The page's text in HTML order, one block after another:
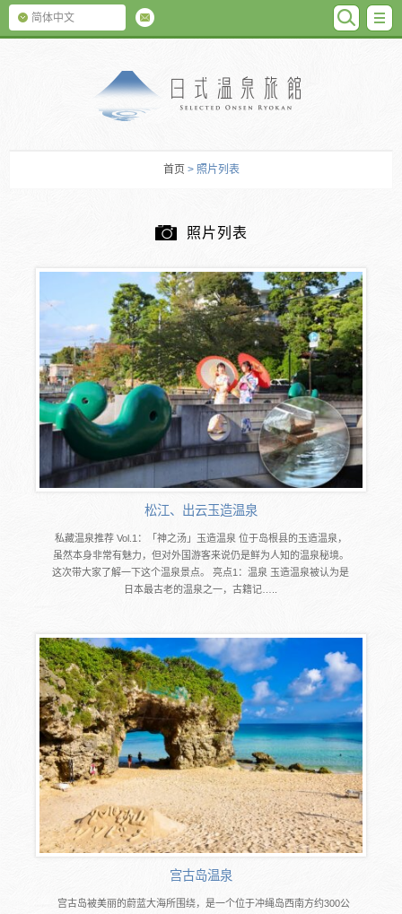
简体中文
首页 > 照片列表
照片列表
松江、出云玉造温泉
私藏温泉推荐 Vol.1：「神之汤」玉造温泉 位于岛根县的玉造温泉，
虽然本身非常有魅力，但对外国游客来说仍是鲜为人知的温泉秘境。
这次带大家了解一下这个温泉景点。 亮点1：温泉 玉造温泉被认为是
日本最古老的温泉之一，古籍记…..
宫古岛温泉
宫古岛被美丽的蔚蓝大海所围绕，是一个位于冲绳岛西南方约300公